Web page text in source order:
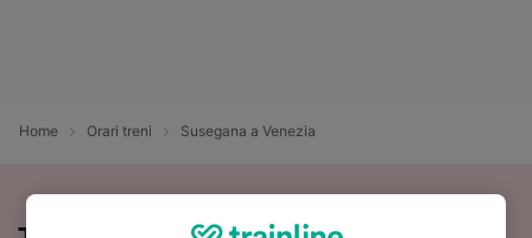
Home Orari treni Susegana a Venezia